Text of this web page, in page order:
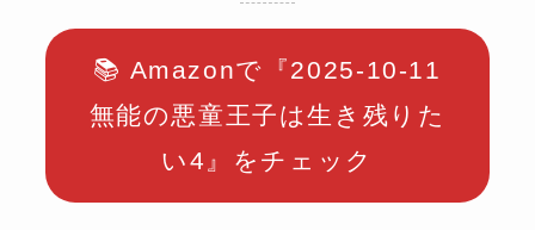
📚 Amazonで『2025-10-11
無能の悪童王子は生き残りた
い4』をチェック